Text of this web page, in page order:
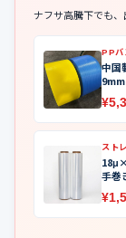
ナフサ高騰下でも
PPバ
中国
スト
手巻